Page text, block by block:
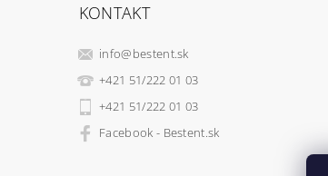
KONTAKT
info@bestent.sk
+421 51/222 01 03
+421 51/222 01 03
Facebook - Bestent.sk